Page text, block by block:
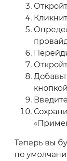
Теперь вы
по